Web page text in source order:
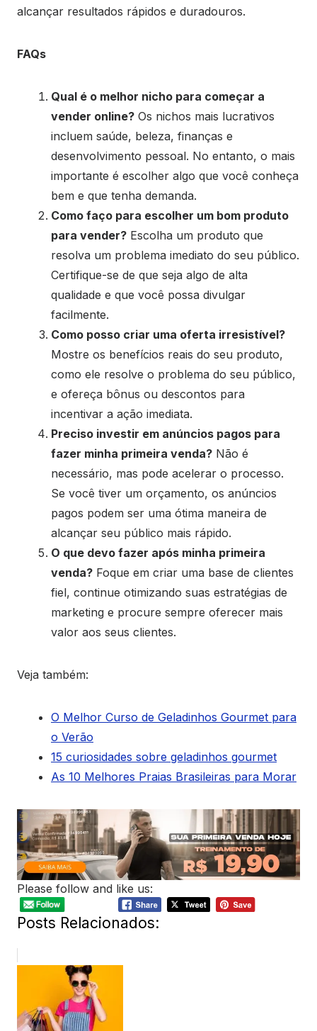
alcançar resultados rápidos e duradouros.
FAQs
Qual é o melhor nicho para começar a
vender online? Os nichos mais lucrativos
incluem saúde, beleza, finanças e
desenvolvimento pessoal. No entanto, o mais
importante é escolher algo que você conheça
bem e que tenha demanda.
Como faço para escolher um bom produto
para vender? Escolha um produto que
resolva um problema imediato do seu público.
Certifique-se de que seja algo de alta
qualidade e que você possa divulgar
facilmente.
Como posso criar uma oferta irresistível?
Mostre os benefícios reais do seu produto,
como ele resolve o problema do seu público,
e ofereça bônus ou descontos para
incentivar a ação imediata.
Preciso investir em anúncios pagos para
fazer minha primeira venda? Não é
necessário, mas pode acelerar o processo.
Se você tiver um orçamento, os anúncios
pagos podem ser uma ótima maneira de
alcançar seu público mais rápido.
O que devo fazer após minha primeira
venda? Foque em criar uma base de clientes
fiel, continue otimizando suas estratégias de
marketing e procure sempre oferecer mais
valor aos seus clientes.
Veja também:
O Melhor Curso de Geladinhos Gourmet para
o Verão
15 curiosidades sobre geladinhos gourmet
As 10 Melhores Praias Brasileiras para Morar
Please follow and like us:
Posts Relacionados: